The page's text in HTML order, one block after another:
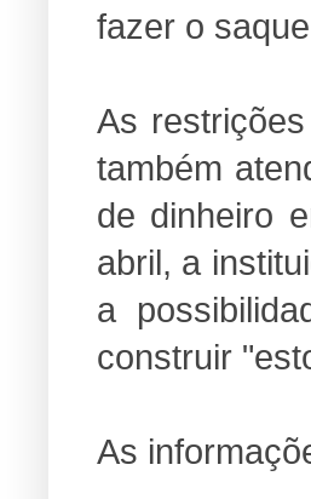
fazer o
As
também
de dinheiro
abril, a
a
construir
As